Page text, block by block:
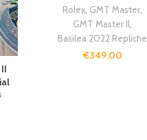
Rolex, GMT Master,
GMT Master II,
Basilea 2022 Repliche
€349.00